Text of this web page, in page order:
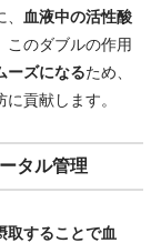
血液中の活性酸
このダブルの作用
ーズになるため、
貢献します。
タル管理
取することで血